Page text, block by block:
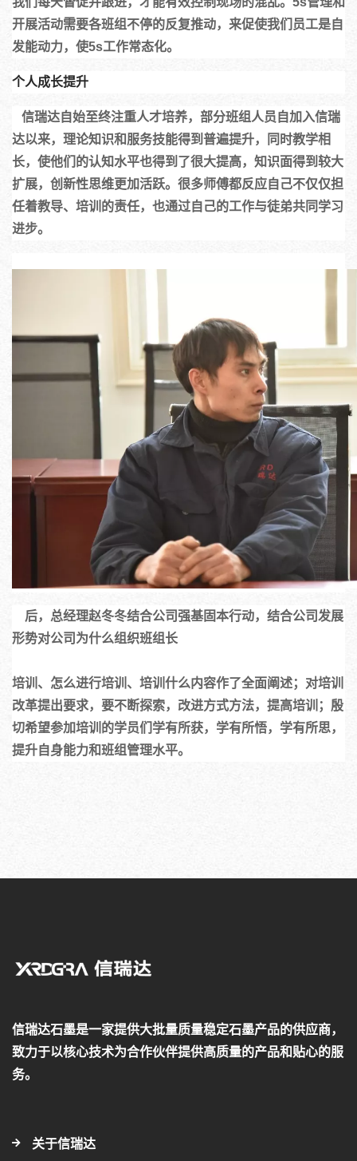
开展活动需要各班组不停的反复推动，来促使我们员工是自
发能动力，使5s工作常态化。
个人成长提升
信瑞达自始至终注重人才培养，部分班组人员自加入信瑞
达以来，理论知识和服务技能得到普遍提升，同时教学相
长，使他们的认知水平也得到了很大提高，知识面得到较大
扩展，创新性思维更加活跃。很多师傅都反应自己不仅仅担
任着教导、培训的责任，也通过自己的工作与徒弟共同学习
进步。
后，总经理赵冬冬结合公司强基固本行动，结合公司发展
形势对公司为什么组织班组长
培训、怎么进行培训、培训什么内容作了全面阐述；对培训
改革提出要求，要不断探索，改进方式方法，提高培训；殷
切希望参加培训的学员们学有所获，学有所悟，学有所思，
提升自身能力和班组管理水平。
信瑞达石墨是一家提供大批量质量稳定石墨产品的供应商，
致力于以核心技术为合作伙伴提供高质量的产品和贴心的服
务。
关于信瑞达